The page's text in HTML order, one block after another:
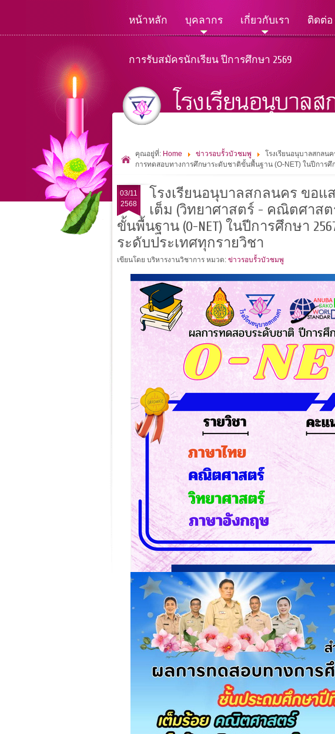
หน้าหลัก บุคลากร เกี่ยวกับเรา ติดต่อ
การรับสมัครนักเรียน ปีการศึกษา 2569
คุณอยู่ที่: Home ข่าวรอบรั้วบัวชมพู
โรงเรียนอนุบาลสกลน
การทดสอบทางการศึกษาระดับชาติขั้นพื้นฐาน (O-NET) ในปีการศึ
03/11
2568
โรงเรียนอนุบาลสกลนคร ขอ
เต็ม (วิทยาศาสตร์ - คณิตศาส
ขั้นพื้นฐาน (O-NET) ในปีการศึกษา
ระดับประเทศทุกรายวิชา
เขียนโดย บริหารงานวิชาการ หมวด: ข่าวรอบรั้วบัวชมพู